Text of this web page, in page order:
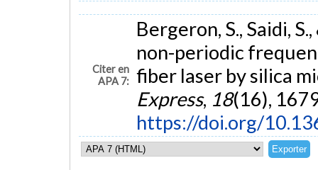
Citer en
APA 7:
Bergeron, S., Saidi,
non-periodic
fiber laser by silica
Express, 18(16),
https://doi.org/